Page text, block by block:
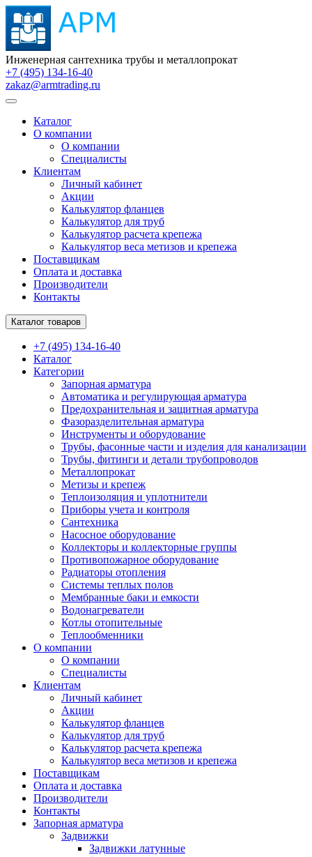
Инженерная сантехника трубы и металлопрокат
+7 (495) 134-16-40
zakaz@armtrading.ru
Каталог
О компании
О компании
Специалисты
Клиентам
Личный кабинет
Акции
Калькулятор фланцев
Калькулятор для труб
Калькулятор расчета крепежа
Калькулятор веса метизов и крепежа
Поставщикам
Оплата и доставка
Производители
Контакты
Каталог товаров
+7 (495) 134-16-40
Каталог
Категории
Запорная арматура
Автоматика и регулирующая арматура
Предохранительная и защитная арматура
Фазоразделительная арматура
Инструменты и оборудование
Трубы, фасонные части и изделия для канализации
Трубы, фитинги и детали трубопроводов
Металлопрокат
Метизы и крепеж
Теплоизоляция и уплотнители
Приборы учета и контроля
Сантехника
Насосное оборудование
Коллекторы и коллекторные группы
Противопожарное оборудование
Радиаторы отопления
Системы теплых полов
Мембранные баки и емкости
Водонагреватели
Котлы отопительные
Теплообменники
О компании
О компании
Специалисты
Клиентам
Личный кабинет
Акции
Калькулятор фланцев
Калькулятор для труб
Калькулятор расчета крепежа
Калькулятор веса метизов и крепежа
Поставщикам
Оплата и доставка
Производители
Контакты
Запорная арматура
Задвижки
Задвижки латунные